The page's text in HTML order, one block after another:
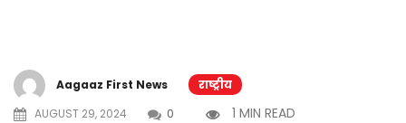
Aagaaz First News
राष्ट्रीय
AUGUST 29, 2024
0 1 MIN READ